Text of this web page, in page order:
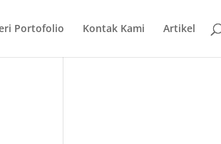
Portofolio Kontak Kami Artikel